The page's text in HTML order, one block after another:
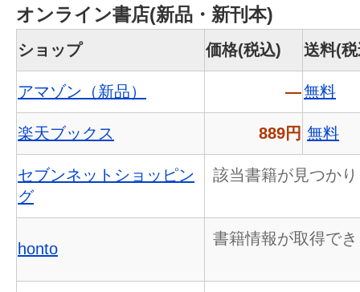
オンライン書店(新品・新刊本)
ショップ 価格(税込) 送料(
アマゾン（新品） ―無料
楽天ブックス 889円 無料
セブンネットショッピン
グ
該当書籍が見つか
honto
書籍情報が取得で